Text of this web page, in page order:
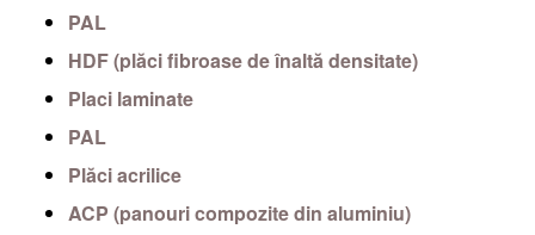
PAL
HDF (plăci fibroase de înaltă densitate)
Placi laminate
PAL
Plăci acrilice
ACP (panouri compozite din aluminiu)